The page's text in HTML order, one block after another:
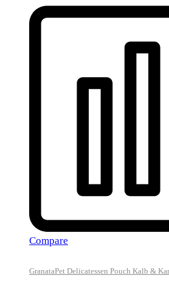
Compare
GranataPet Delicatessen Pouch Kalb &